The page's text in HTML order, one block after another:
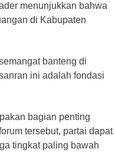
menunjukkan bahwa
di Kabupaten
banteng di
ini adalah fondasi
bagian penting
tersebut, partai dapat
tingkat paling bawah